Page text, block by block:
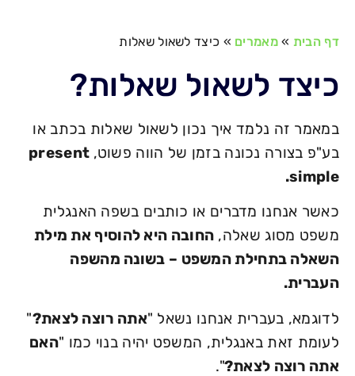
דף הבית »מאמרים » כיצד לשאול שאלות
כיצד לשאול שאלות?
במאמר זה נלמד איך נכון לשאול שאלות בכתב או
בע"פ בצורה נכונה בזמן של הווה פשוט, present
simple.
כאשר אנחנו מדברים או כותבים בשפה האנגלית
משפט מסוג שאלה, החובה היא להוסיף את מילת
השאלה בתחילת המשפט – בשונה מהשפה
העברית.
לדוגמא, בעברית אנחנו נשאל "אתה רוצה לצאת?"
לעומת זאת באנגלית, המשפט יהיה בנוי כמו "האם
אתה רוצה לצאת?".